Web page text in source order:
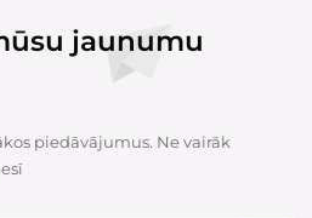
jaunumu
piedāvājumus. Ne vairāk